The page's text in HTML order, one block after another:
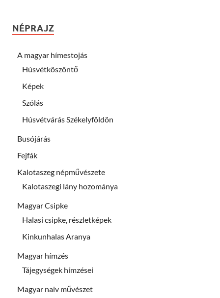
NÉPRAJZ
A magyar hímestojás
Húsvétköszöntő
Képek
Szólás
Húsvétvárás Székelyföldön
Busójárás
Fejfák
Kalotaszeg népművészete
Kalotaszegi lány hozománya
Magyar Csipke
Halasi csipke, részletképek
Kinkunhalas Aranya
Magyar hímzés
Tájegységek hímzései
Magyar naiv művészet